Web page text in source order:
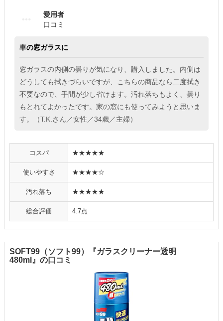
愛用者
口コミ
車の窓ガラスに
窓ガラスの内側の曇りが気になり、購入しました。内側は
どうしても拭きづらいですが、こちらの商品なら二度拭き
不要なので、手間が少し省けます。汚れ落ちもよく、曇り
もとれてよかったです。家の窓にも使ってみようと思いま
す。（T.K.さん／女性／34歳／主婦）
コスパ ★★★★★
使いやすさ ★★★★☆
汚れ落ち ★★★★★
総合評価 4.7点
SOFT99（ソフト99）『ガラスクリーナー透明
480ml』の口コミ